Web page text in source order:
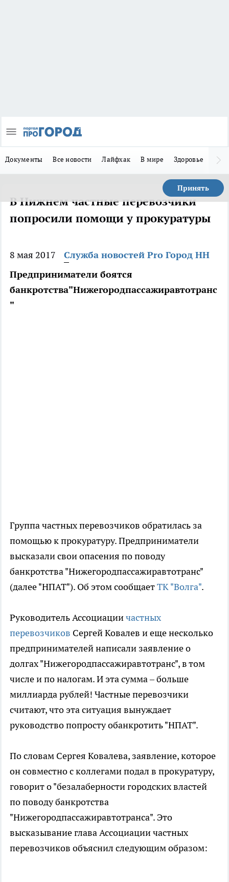
Документы Все новости Лайфхак В мире Здоровье
Принять
В Нижнем частные перевозчики
попросили помощи у прокуратуры
8 мая 2017
Служба новостей Pro Город НН
Предприниматели боятся
банкротства"Нижегородпассажиравтотранс
"
Группа частных перевозчиков обратилась за
помощью к прокуратуру. Предприниматели
высказали свои опасения по поводу
банкротства "Нижегородпассажиравтотранс"
(далее "НПАТ"). Об этом сообщаетТК "Волга".
Руководитель Ассоциациичастных
перевозчиков Сергей Ковалев и еще несколько
предпринимателей написали заявление о
долгах "Нижегородпассажиравтотранс", в том
числе и по налогам. И эта сумма – больше
миллиарда рублей! Частные перевозчики
считают, что эта ситуация вынуждает
руководство попросту обанкротить "НПАТ".
По словам Сергея Ковалева, заявление, которое
он совместно с коллегами подал в прокуратуру,
говорит о "безалаберности городских властей
по поводу банкротства
"Нижегородпассажиравтотранса". Это
высказывание глава Ассоциации частных
перевозчиков объяснил следующим образом: